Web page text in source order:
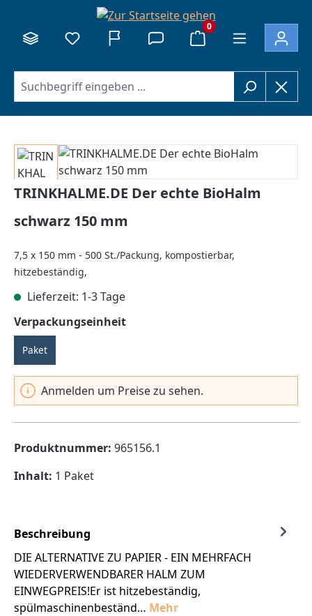
0
Bildergalerie überspringen
TRINKHALME.DE Der echte BioHalm
schwarz 150 mm
7,5 x 150 mm - 500 St./Packung, kompostierbar,
hitzebeständig,
Lieferzeit: 1-3 Tage
Verpackungseinheitauswählen
Paket
Anmelden um Preise zu sehen.
Produktnummer: 965156.1
Inhalt: 1 Paket
Beschreibung
DIE ALTERNATIVE ZU PAPIER - EIN MEHRFACH
WIEDERVERWENDBARER HALM ZUM
EINWEGPREIS!Er ist hitzebeständig,
spülmaschinenbeständ… Mehr